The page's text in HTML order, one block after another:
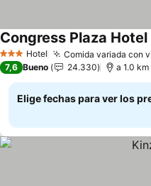
3 Estrellas
Hotel Comida variada con
Congress Plaza Hotel
7,6 Bueno 24.330 a 1.0
Elige fechas para ver los